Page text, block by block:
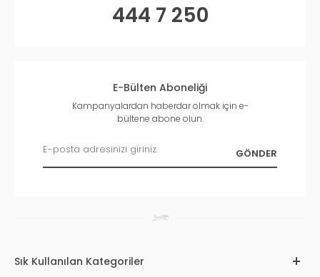
444 7 250
E-Bülten Aboneliği
Kampanyalardan haberdar olmak için e-
bültene abone olun.
Sık Kullanılan Kategoriler